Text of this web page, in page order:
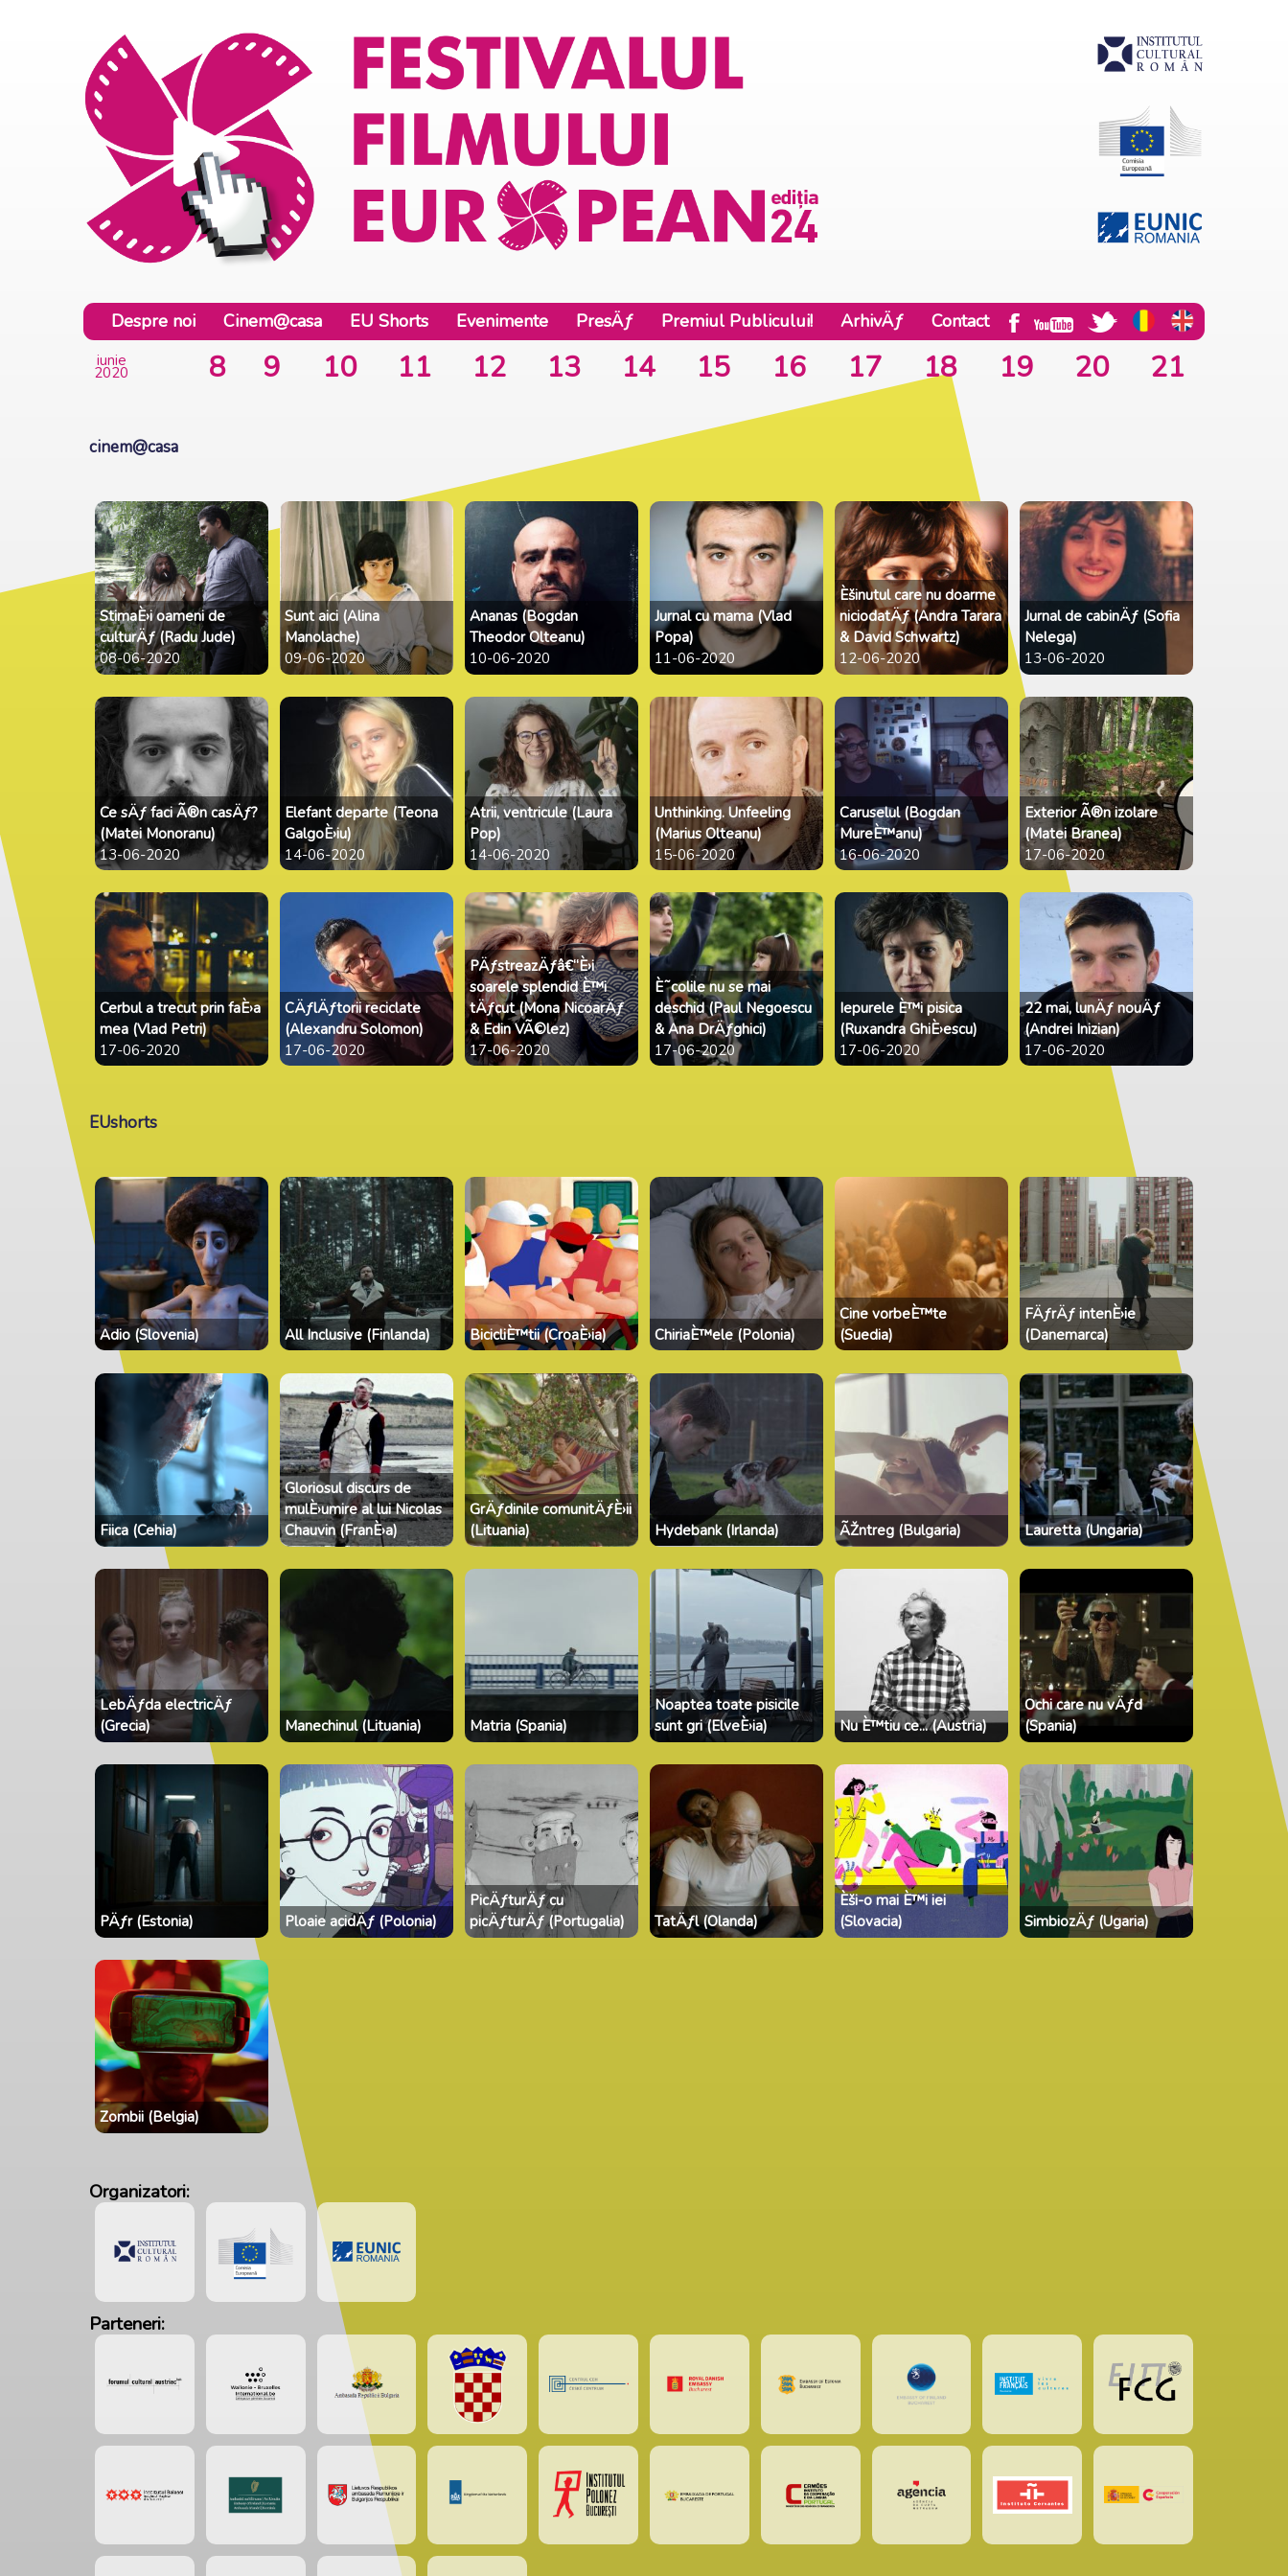
Despre noi Cinem@casa EU Shorts Evenimente PresÄƒ Premiul Publicului! ArhivÄƒ Contact
iunie
2020 8 9 10 11 12 13 14 15 16 17 18 19 20 21
cinem@casa
StimaÈ›i oameni de
culturÄƒ (Radu Jude)
08-06-2020
Sunt aici (Alina
Manolache)
09-06-2020
Ananas (Bogdan
Theodor Olteanu)
10-06-2020
Jurnal cu mama (Vlad
Popa)
11-06-2020
Èšinutul care nu doarme
niciodatÄƒ (Andra Tarara
& David Schwartz)
12-06-2020
Jurnal de cabinÄƒ (Sofia
Nelega)
13-06-2020
Ce sÄƒ faci Ã®n casÄƒ?
(Matei Monoranu)
13-06-2020
Elefant departe (Teona
GalgoÈ›iu)
14-06-2020
Atrii, ventricule (Laura
Pop)
14-06-2020
Unthinking. Unfeeling
(Marius Olteanu)
15-06-2020
Caruselul (Bogdan
MureÈ™anu)
16-06-2020
Exterior Ã®n izolare
(Matei Branea)
17-06-2020
Cerbul a trecut prin faÈ›a
mea (Vlad Petri)
17-06-2020
CÄƒlÄƒtorii reciclate
(Alexandru Solomon)
17-06-2020
PÄƒstreazÄƒâ€“È›i
soarele splendid È™i
tÄƒcut (Mona NicoarÄƒ
& Edin VÃ©lez)
17-06-2020
È˜colile nu se mai
deschid (Paul Negoescu
& Ana DrÄƒghici)
17-06-2020
Iepurele È™i pisica
(Ruxandra GhiÈ›escu)
17-06-2020
22 mai, lunÄƒ nouÄƒ
(Andrei Inizian)
17-06-2020
EUshorts
Adio (Slovenia) All Inclusive (Finlanda) BicicliÈ™tii (CroaÈ›ia) ChiriaÈ™ele (Polonia)
Cine vorbeÈ™te
(Suedia)
FÄƒrÄƒ intenÈ›ie
(Danemarca)
Fiica (Cehia)
Gloriosul discurs de
mulÈ›umire al lui Nicolas
Chauvin (FranÈ›a)
GrÄƒdinile comunitÄƒÈ›ii
(Lituania)
Hydebank (Irlanda) ÃŽntreg (Bulgaria) Lauretta (Ungaria)
LebÄƒda electricÄƒ
(Grecia)
Manechinul (Lituania) Matria (Spania)
Noaptea toate pisicile
sunt gri (ElveÈ›ia)
Nu È™tiu ce... (Austria)
Ochi care nu vÄƒd
(Spania)
PÄƒr (Estonia) Ploaie acidÄƒ (Polonia)
PicÄƒturÄƒ cu
picÄƒturÄƒ (Portugalia)
TatÄƒl (Olanda)
Èši-o mai È™i iei
(Slovacia)
SimbiozÄƒ (Ugaria)
Zombii (Belgia)
Organizatori:
Parteneri: